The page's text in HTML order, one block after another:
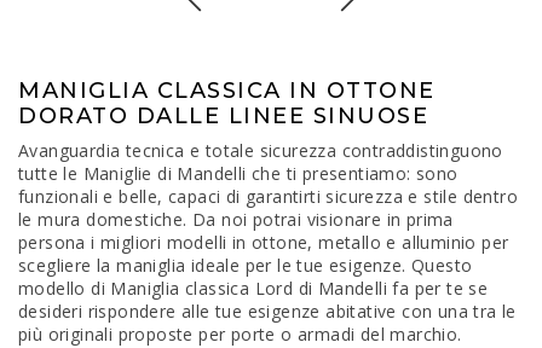
MANIGLIA CLASSICA IN OTTONE
DORATO DALLE LINEE SINUOSE
Avanguardia tecnica e totale sicurezza contraddistinguono
tutte le Maniglie di Mandelli che ti presentiamo: sono
funzionali e belle, capaci di garantirti sicurezza e stile dentro
le mura domestiche. Da noi potrai visionare in prima
persona i migliori modelli in ottone, metallo e alluminio per
scegliere la maniglia ideale per le tue esigenze. Questo
modello di Maniglia classica Lord di Mandelli fa per te se
desideri rispondere alle tue esigenze abitative con una tra le
più originali proposte per porte o armadi del marchio.